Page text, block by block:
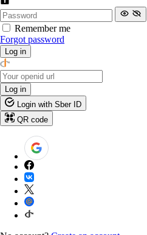
Remember me
Forgot password
Log in
Log in
Login with Sber ID
QR code